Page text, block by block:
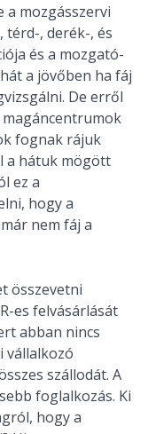
a mozgásszervi
térd-, derék-, és
és a mozgató-
a jövőben ha fáj
De erről
fognak rájuk
a hátuk mögött
ez a
hogy a
nem fáj a
összevetni
es felvásárlását
abban nincs
vállalkozó
szállodát. A
foglalkozás. Ki
hogy a